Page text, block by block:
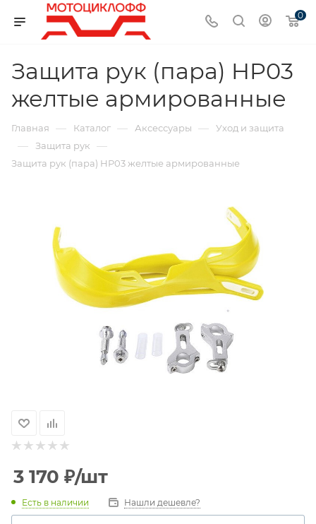
0
Защита рук (пара) HP03
желтые армированные
Главная — Каталог — Аксессуары — Уход и защита
— Защита рук —
Защита рук (пара) HP03 желтые армированные
3 170 ₽/шт
Есть в наличии Нашли дешевле?